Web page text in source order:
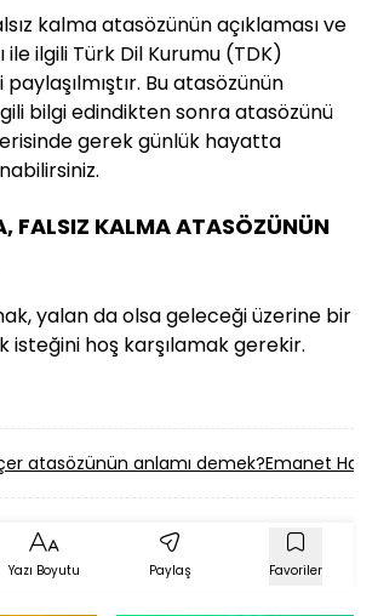
kalma atasözünün açıklaması ve
ile ilgili Türk Dil Kurumu (TDK)
Bu atasözünün
bilgi edindikten sonra atasözünü
gerek günlük hayatta
FALSIZ KALMA ATASÖZÜNÜN
yalan da olsa geleceği üzerine bir
isteğini hoş karşılamak gerekir.
atasözünün anlamı demek?Emanet
Yazı Boyutu Paylaş Favoriler